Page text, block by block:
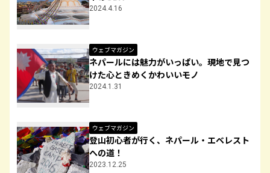
2024.4.16
ウェブマガジン
ネパールには魅力がいっぱい。現地で見つ
けた心ときめくかわいいモノ
2024.1.31
ウェブマガジン
登山初心者が行く、ネパール・エベレスト
への道！
2023.12.25